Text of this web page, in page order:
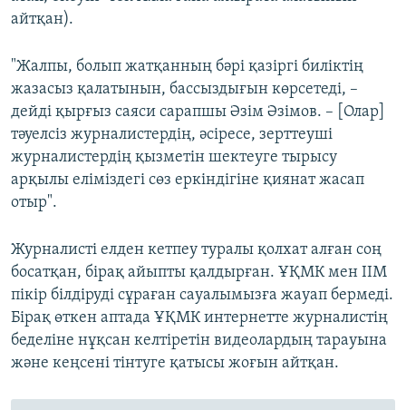
айтқан).
"Жалпы, болып жатқанның бәрі қазіргі биліктің
жазасыз қалатынын, бассыздығын көрсетеді, –
дейді қырғыз саяси сарапшы Әзім Әзімов. – [Олар]
тәуелсіз журналистердің, әсіресе, зерттеуші
журналистердің қызметін шектеуге тырысу
арқылы еліміздегі сөз еркіндігіне қиянат жасап
отыр".
Журналисті елден кетпеу туралы қолхат алған соң
босатқан, бірақ айыпты қалдырған. ҰҚМК мен ІІМ
пікір білдіруді сұраған сауалымызға жауап бермеді.
Бірақ өткен аптада ҰҚМК интернетте журналистің
беделіне нұқсан келтіретін видеолардың тарауына
және кеңсені тінтуге қатысы жоғын айтқан.